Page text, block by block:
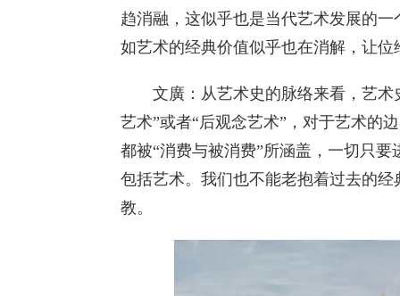
趋消融，这似乎也是当代艺术发展的
如艺术的经典价值似乎也在消解，让
文廣：从艺术史的脉络来看，艺术
艺术”或者“后观念艺术”，对于艺术的
都被“消费与被消费”所涵盖，一切只
包括艺术。我们也不能老抱着过去的
教。